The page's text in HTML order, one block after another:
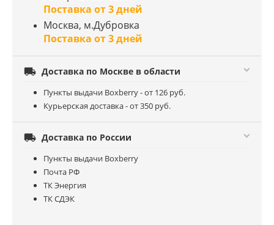
Поставка от 3 дней
Москва, м.Дубровка
Поставка от 3 дней
 Доставка по Москве в области
Пункты выдачи Boxberry - от 126 руб.
Курьерская доставка - от 350 руб.
 Доставка по России
Пункты выдачи Boxberry
Почта РФ
ТК Энергия
ТК СДЭК